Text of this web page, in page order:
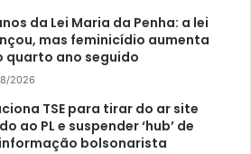
da Lei Maria da Penha: a lei
mas feminicídio aumenta
quarto ano seguido
2026
TSE para tirar do ar site
ao PL e suspender ‘hub’ de
bolsonarista